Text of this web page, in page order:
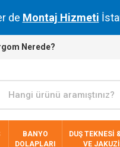
de Montaj Hizmeti
Nerede?
BANYO
DOLAPLARI
DUŞ TEKNESİ
VE